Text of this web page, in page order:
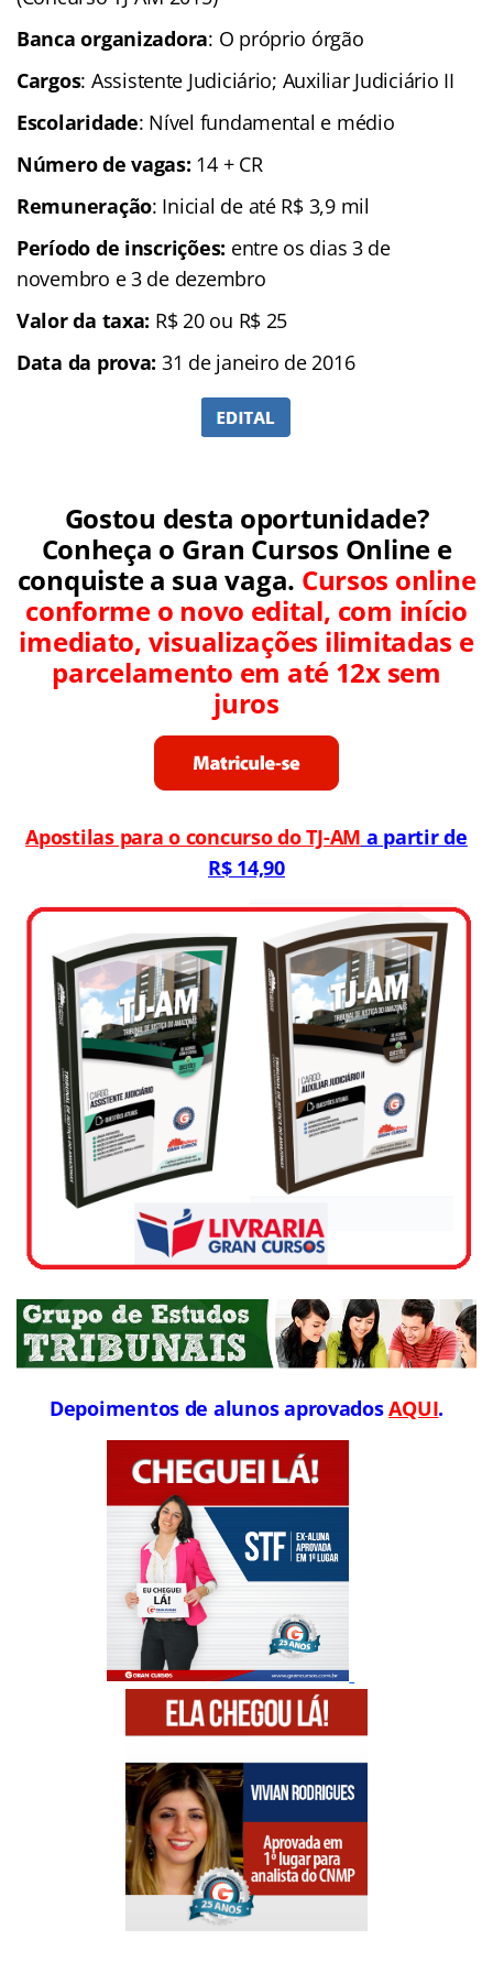
Banca organizadora: O próprio órgão
Cargos: Assistente Judiciário; Auxiliar Judiciário II
Escolaridade: Nível fundamental e médio
Número de vagas: 14 + CR
Remuneração: Inicial de até R$ 3,9 mil
Período de inscrições: entre os dias 3 de
novembro e 3 de dezembro
Valor da taxa: R$ 20 ou R$ 25
Data da prova: 31 de janeiro de 2016
Gostou desta oportunidade?
Conheça o Gran Cursos Online e
conquiste a sua vaga. Cursos online
conforme o novo edital, com início
imediato, visualizações ilimitadas e
parcelamento em até 12x sem
juros
Apostilas para o concurso do TJ-AM a partir de
R$ 14,90
Depoimentos de alunos aprovadosAQUI.